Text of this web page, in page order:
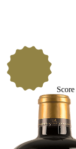
Score